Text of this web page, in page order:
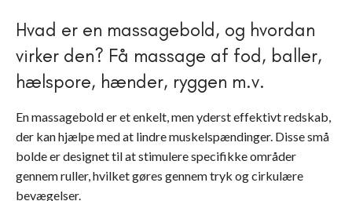
Hvad er en massagebold, og hvordan
virker den? Få massage af fod, baller,
hælspore, hænder, ryggen m.v.
En massagebold er et enkelt, men yderst effektivt redskab,
der kan hjælpe med at lindre muskelspændinger. Disse små
bolde er designet til at stimulere specifikke områder
gennem ruller, hvilket gøres gennem tryk og cirkulære
bevægelser.